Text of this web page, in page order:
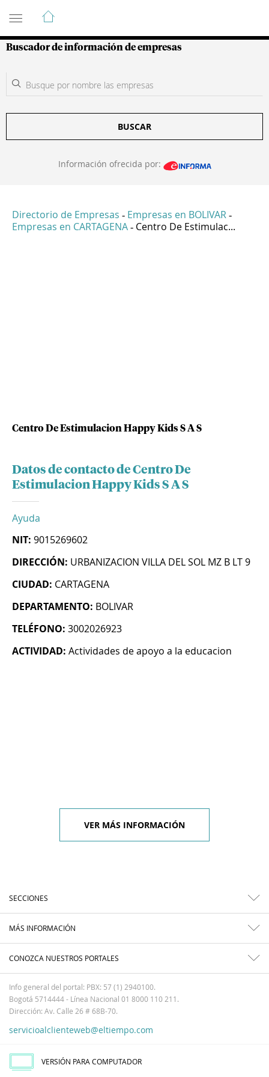
Guía de Empresas Colombianas
Buscador de información de empresas
BUSCAR
Información ofrecida por:
Directorio de Empresas - Empresas en BOLIVAR -
Empresas en CARTAGENA - Centro De Estimulac...
Centro De Estimulacion Happy Kids S A S
Datos de contacto de Centro De
Estimulacion Happy Kids S A S
Ayuda
NIT: 9015269602
DIRECCIÓN: URBANIZACION VILLA DEL SOL MZ B LT 9
CIUDAD: CARTAGENA
DEPARTAMENTO: BOLIVAR
TELÉFONO: 3002026923
ACTIVIDAD: Actividades de apoyo a la educacion
VER MÁS INFORMACIÓN
SECCIONES
MÁS INFORMACIÓN
CONOZCA NUESTROS PORTALES
Info general del portal: PBX: 57 (1) 2940100.
Bogotá 5714444 - Línea Nacional 01 8000 110 211.
Dirección: Av. Calle 26 # 68B-70.
servicioalclienteweb@eltiempo.com
VERSIÓN PARA COMPUTADOR